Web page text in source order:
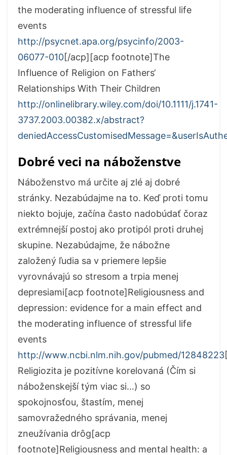
the moderating influence of stressful life
events
http://psycnet.apa.org/psycinfo/2003-
06077-010[/acp][acp footnote]The
Influence of Religion on Fathers‘
Relationships With Their Children
http://onlinelibrary.wiley.com/doi/10.1111/j.1741-
3737.2003.00382.x/abstract?
Dobré veci na náboženstve
Náboženstvo má určite aj zlé aj dobré
stránky. Nezabúdajme na to. Keď proti tomu
niekto bojuje, začína často nadobúdať čoraz
extrémnejší postoj ako protipól proti druhej
skupine. Nezabúdajme, že nábožne
založený ľudia sa v priemere lepšie
vyrovnávajú so stresom a trpia menej
depresiami[acp footnote]Religiousness and
depression: evidence for a main effect and
the moderating influence of stressful life
events
http://www.ncbi.nlm.nih.gov/pubmed/12848223
Religiozita je pozitívne korelovaná (Čím si
náboženskejší tým viac si…) so
spokojnosťou, štastím, menej
samovražedného správania, menej
zneužívania drôg[acp
footnote]Religiousness and mental health: a